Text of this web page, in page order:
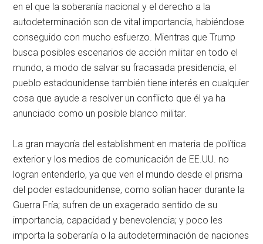
en el que la soberanía nacional y el derecho a la
autodeterminación son de vital importancia, habiéndose
conseguido con mucho esfuerzo. Mientras que Trump
busca posibles escenarios de acción militar en todo el
mundo, a modo de salvar su fracasada presidencia, el
pueblo estadounidense también tiene interés en cualquier
cosa que ayude a resolver un conflicto que él ya ha
anunciado como un posible blanco militar.
La gran mayoría del establishment en materia de política
exterior y los medios de comunicación de EE.UU. no
logran entenderlo, ya que ven el mundo desde el prisma
del poder estadounidense, como solían hacer durante la
Guerra Fría; sufren de un exagerado sentido de su
importancia, capacidad y benevolencia; y poco les
importa la soberanía o la autodeterminación de naciones